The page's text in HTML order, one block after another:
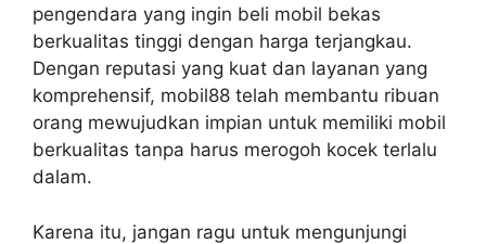
pengendara yang ingin beli mobil bekas
berkualitas tinggi dengan harga terjangkau.
Dengan reputasi yang kuat dan layanan yang
komprehensif, mobil88 telah membantu ribuan
orang mewujudkan impian untuk memiliki mobil
berkualitas tanpa harus merogoh kocek terlalu
dalam.
Karena itu, jangan ragu untuk mengunjungi